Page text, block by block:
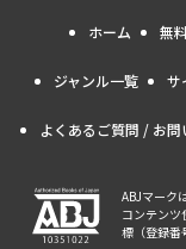
ホーム 無
ジャンル一覧 サ
よくあるご質問 / お問
ABJマーク
コンテン
標（登録番